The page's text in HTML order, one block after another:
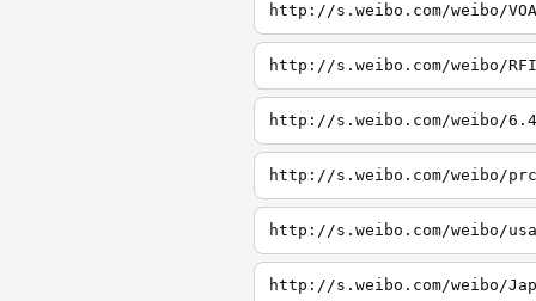
http://s.weibo.com/weibo/VOA
http://s.weibo.com/weibo/RFI
http://s.weibo.com/weibo/6.4
http://s.weibo.com/weibo/prc
http://s.weibo.com/weibo/usa
http://s.weibo.com/weibo/Jap